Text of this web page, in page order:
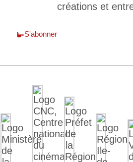
créations et
S'abonner